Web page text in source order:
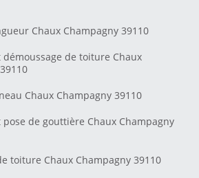
Chaux Champagny 39110
démoussage de toiture Chaux
Chaux Champagny 39110
pose de gouttière Chaux Champagny
toiture Chaux Champagny 39110